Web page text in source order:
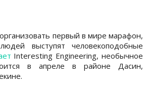
первый в мире марафон,
выступят человекоподобные
Interesting Engineering, необычное
в апреле в районе Дасин,